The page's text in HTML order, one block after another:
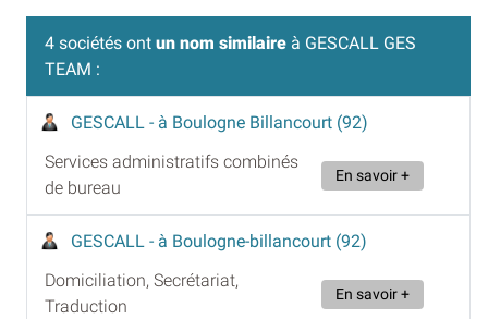
4 sociétés ont un nom similaire à GESCALL GES
TEAM :
GESCALL - à Boulogne Billancourt (92)
Services administratifs combinés
de bureau
En savoir +
GESCALL - à Boulogne-billancourt (92)
Domiciliation, Secrétariat,
Traduction
En savoir +